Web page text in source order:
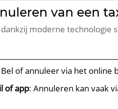
van een
moderne
of annuleer via het online
of app: Annuleren kan vaak